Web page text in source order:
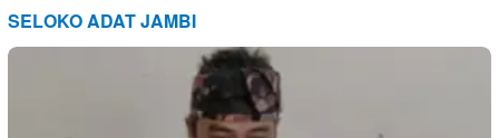
SELOKO ADAT JAMBI